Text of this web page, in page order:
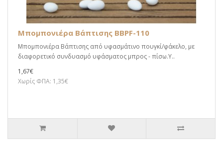
Μπομπονιέρα Βάπτισης BBPF-110
Μπομπονιέρα Βάπτισης από υφασμάτινο πουγκί/φάκελο, με
διαφορετικό συνδυασμό υφάσματος μπρος - πίσω.Υ..
1,67€
Χωρίς ΦΠΑ: 1,35€